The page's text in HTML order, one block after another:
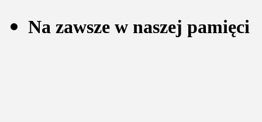
Na zawsze w naszej pamięci